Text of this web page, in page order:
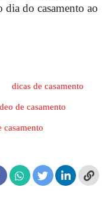
dia do casamento ao
dicas de casamento
de casamento
casamento